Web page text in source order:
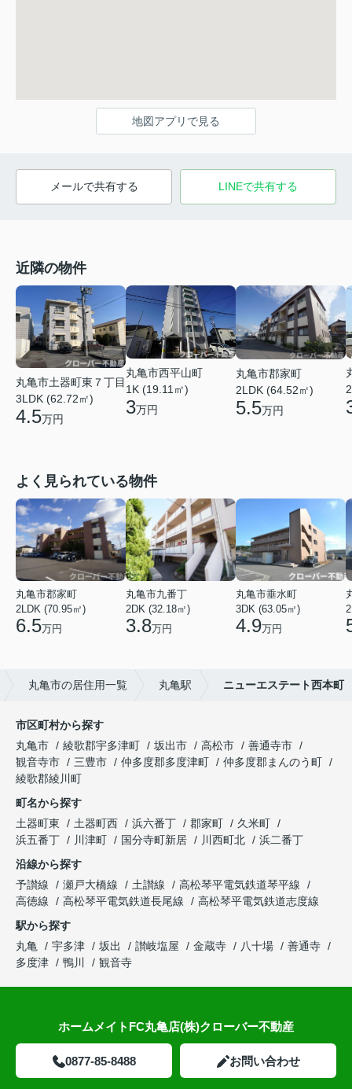
地図アプリで見る
メールで共有する LINEで共有する
近隣の物件
丸亀市土器町東７丁目
3LDK (62.72㎡)
4.5万円
丸亀市西平山町
1K (19.11㎡)
3万円
丸亀市郡家町
2LDK (64.52㎡)
5.5万円
よく見られている物件
丸亀市郡家町
2LDK (70.95㎡)
6.5万円
丸亀市九番丁
2DK (32.18㎡)
3.8万円
丸亀市垂水町
3DK (63.05㎡)
4.9万円
丸亀市の居住用一覧 丸亀駅 ニューエステート西本町
市区町村から探す
丸亀市
綾歌郡宇多津町 坂出市 高松市
善通寺市
観音寺市
三豊市 仲多度郡多度津町
仲多度郡まんのう町
綾歌郡綾川町
町名から探す
土器町東
土器町西 浜六番丁 郡家町
久米町
浜五番丁
川津町 国分寺町新居 川西町北
浜二番丁
沿線から探す
予讃線
瀬戸大橋線 土讃線
高松琴平電気鉄道琴平線
高徳線
高松琴平電気鉄道長尾線
高松琴平電気鉄道志度線
駅から探す
丸亀
宇多津 坂出 讃岐塩屋 金蔵寺 八十場
善通寺
多度津
鴨川 観音寺
ホームメイトFC丸亀店(株)クローバー不動産
0877-85-8488 お問い合わせ